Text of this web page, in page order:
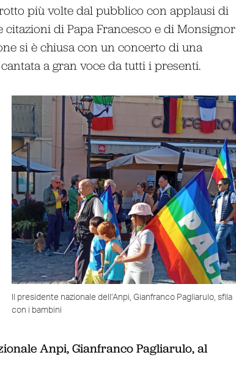
più volte dal pubblico con applausi di
di Papa Francesco e di Monsignor
si è chiusa con un concerto di una
a gran voce da tutti i presenti.
Il presidente nazionale dell’Anpi, Gianfranco Pagliarulo, sfila
con i bambini
Anpi, Gianfranco Pagliarulo, al